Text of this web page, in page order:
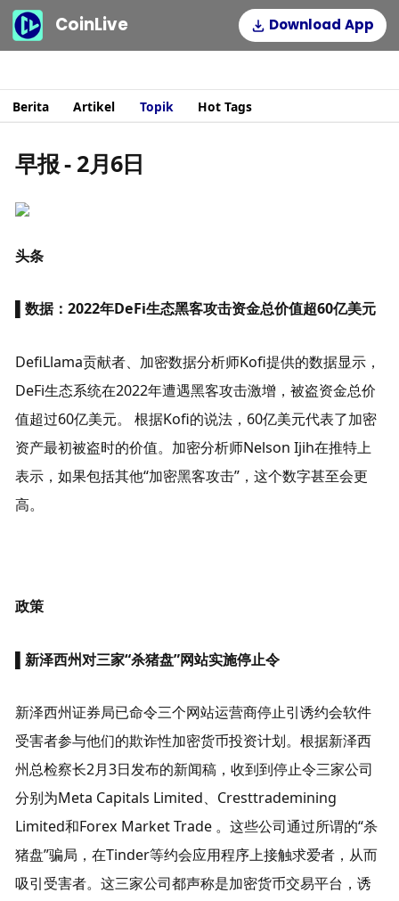
CoinLive Download App
Berita Artikel Topik Hot Tags
早报 - 2月6日
头条
▌数据：2022年DeFi生态黑客攻击资金总价值超60亿美元
DefiLlama贡献者、加密数据分析师Kofi提供的数据显示，
DeFi生态系统在2022年遭遇黑客攻击激增，被盗资金总价
值超过60亿美元。 根据Kofi的说法，60亿美元代表了加密
资产最初被盗时的价值。加密分析师Nelson Ijih在推特上
表示，如果包括其他“加密黑客攻击”，这个数字甚至会更
高。
政策
▌新泽西州对三家“杀猪盘”网站实施停止令
新泽西州证券局已命令三个网站运营商停止引诱约会软件
受害者参与他们的欺诈性加密货币投资计划。根据新泽西
州总检察长2月3日发布的新闻稿，收到到停止令三家公司
分别为Meta Capitals Limited、Cresttrademining
Limited和Forex Market Trade 。这些公司通过所谓的“杀
猪盘”骗局，在Tinder等约会应用程序上接触求爱者，从而
吸引受害者。这三家公司都声称是加密货币交易平台，诱